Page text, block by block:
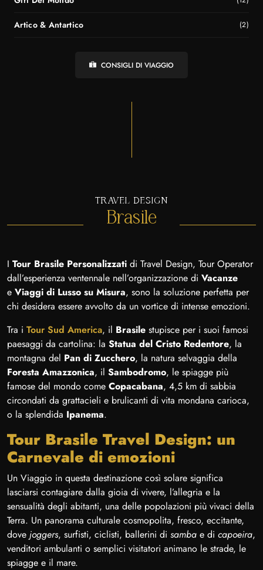
Artico & Antartico (2)
CONSIGLI DI VIAGGIO
TRAVEL DESIGN
Brasile
I Tour Brasile Personalizzati di Travel Design, Tour Operator
dall’esperienza ventennale nell’organizzazione di Vacanze
e Viaggi di Lusso su Misura, sono la soluzione perfetta per
chi desidera essere avvolto da un vortice di intense emozioni.
Tra i Tour Sud America, il Brasile stupisce per i suoi famosi
paesaggi da cartolina: la Statua del Cristo Redentore, la
montagna del Pan di Zucchero, la natura selvaggia della
Foresta Amazzonica, il Sambodromo, le spiagge più
famose del mondo come Copacabana, 4,5 km di sabbia
circondati da grattacieli e brulicanti di vita mondana carioca,
o la splendida Ipanema.
Tour Brasile Travel Design: un
Carnevale di emozioni
Un Viaggio in questa destinazione così solare significa
lasciarsi contagiare dalla gioia di vivere, l’allegria e la
sensualità degli abitanti, una delle popolazioni più vivaci della
Terra. Un panorama culturale cosmopolita, fresco, eccitante,
dove joggers, surfisti, ciclisti, ballerini di samba e di capoeira,
venditori ambulanti o semplici visitatori animano le strade, le
spiagge e il mare.